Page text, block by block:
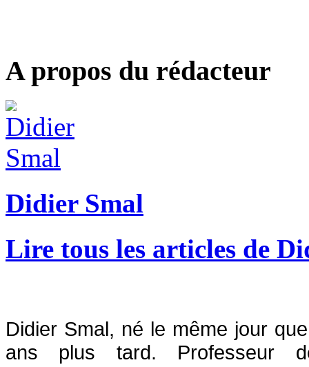
A propos du rédacteur
Didier Smal
Lire tous les articles de
Didier Smal, né le même jour
ans plus tard. Professeur